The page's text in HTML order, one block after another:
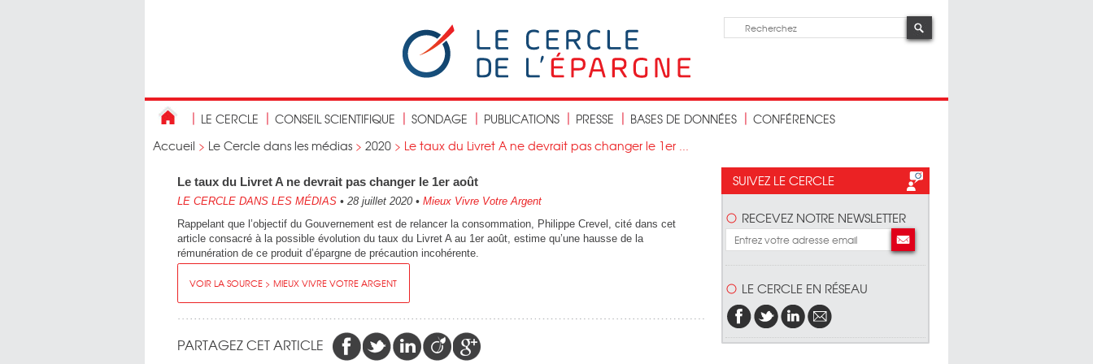
LE CERCLE CONSEIL SCIENTIFIQUE SONDAGE PUBLICATIONS PRESSE BASES DE DONNÉES
CONFÉRENCES
Accueil > Le Cercle dans les médias > 2020 > Le taux du Livret A ne devrait pas changer le 1er ...
Le taux du Livret A ne devrait pas changer le 1er août
LE CERCLE DANS LES MÉDIAS • 28 juillet 2020 • Mieux Vivre Votre Argent
Rappelant que l’objectif du Gouvernement est de relancer la consommation, Philippe Crevel, cité dans cet
article consacré à la possible évolution du taux du Livret A au 1er août, estime qu’une hausse de la
rémunération de ce produit d’épargne de précaution incohérente.
VOIR LA SOURCE > MIEUX VIVRE VOTRE ARGENT
PARTAGEZ CET ARTICLE
SUIVEZ LE CERCLE
RECEVEZ NOTRE NEWSLETTER
LE CERCLE EN RÉSEAU